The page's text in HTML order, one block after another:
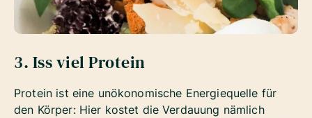
3. Iss viel Protein
Protein ist eine unökonomische Energiequelle für
den Körper: Hier kostet die Verdauung nämlich